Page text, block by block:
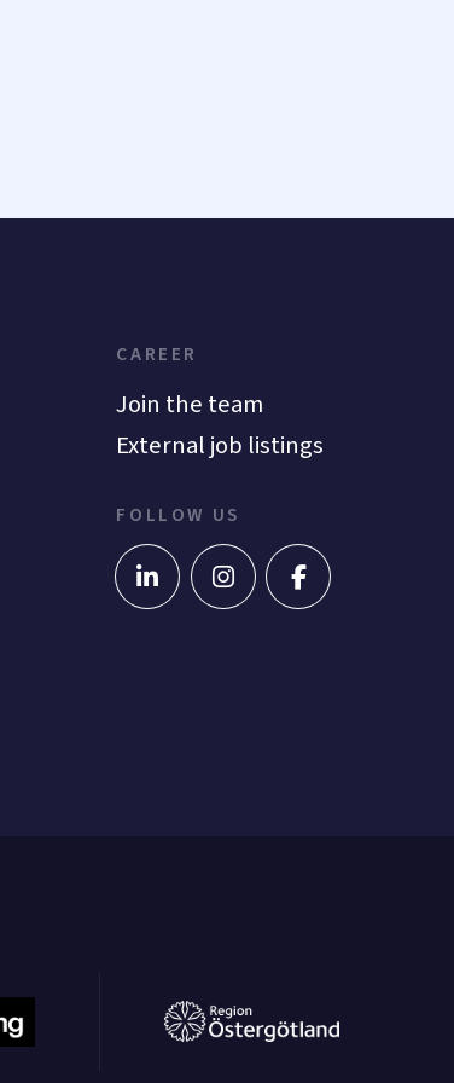
CAREER
Join the team
External job listings
FOLLOW US